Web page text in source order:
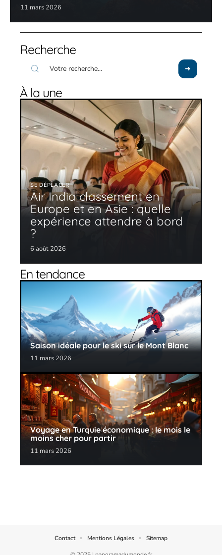
11 mars 2026
Recherche
À la une
SE DÉPLACER
Air India classement en
Europe et en Asie : quelle
expérience attendre à bord
?
6 août 2026
En tendance
Saison idéale pour le ski sur le Mont Blanc
11 mars 2026
Voyage en Turquie économique : le mois le
moins cher pour partir
11 mars 2026
Contact Mentions Légales Sitemap